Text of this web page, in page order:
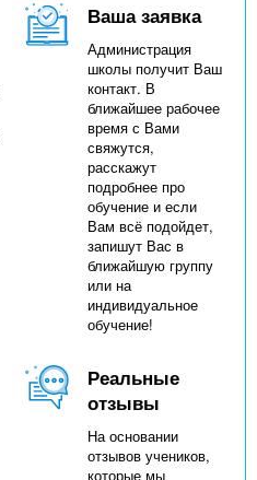
Ваша заявка
Администрация
школы получит Ваш
контакт. В
ближайшее рабочее
время с Вами
свяжутся,
расскажут
подробнее про
обучение и если
Вам всё подойдет,
запишут Вас в
ближайшую группу
или на
индивидуальное
обучение!
Реальные
отзывы
На основании
отзывов учеников,
которые мы